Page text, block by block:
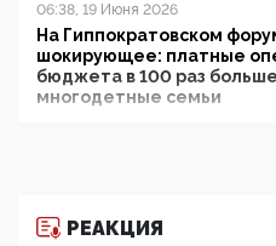
06:38, 19 Июня 2026
На Гиппократовском
шокирующее: платные
бюджета в 100 раз
многодетные семьи
11:53, 09 Июня 2026
РЕАКЦИЯ